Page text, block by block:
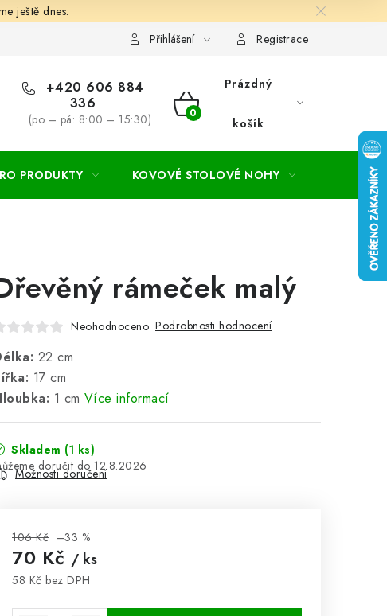
ještě dnes.
Obchodní a dodací podmínky Ochrana osobních údajú
Přihlášení Registrace
+420 606 884
336
(po – pá: 8:00 – 15:30)
NÁKUPNÍ
Prázdný
košík
PRODUKTY KOVOVÉ STOLOVÉ NOHY
rámeček malý
Neohodnoceno Podrobnosti hodnocení
22 cm
17 cm
1 cm Více informací
Skladem (1 ks)
12.8.2026
Možnosti doručení
106 Kč –33 %
70 Kč / ks
58 Kč bez DPH